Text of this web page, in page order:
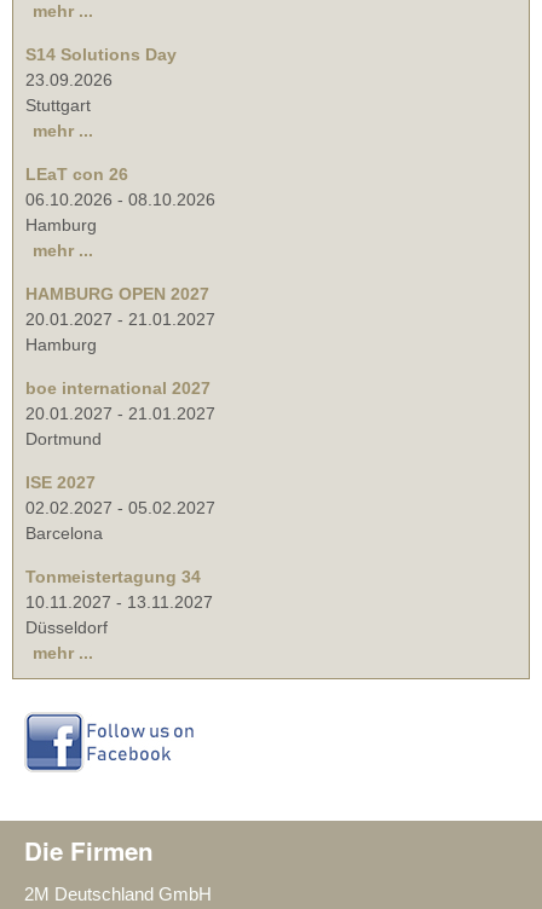
mehr ...
S14 Solutions Day
23.09.2026
Stuttgart
mehr ...
LEaT con 26
06.10.2026 - 08.10.2026
Hamburg
mehr ...
HAMBURG OPEN 2027
20.01.2027 - 21.01.2027
Hamburg
boe international 2027
20.01.2027 - 21.01.2027
Dortmund
ISE 2027
02.02.2027 - 05.02.2027
Barcelona
Tonmeistertagung 34
10.11.2027 - 13.11.2027
Düsseldorf
mehr ...
Die Firmen
2M Deutschland GmbH